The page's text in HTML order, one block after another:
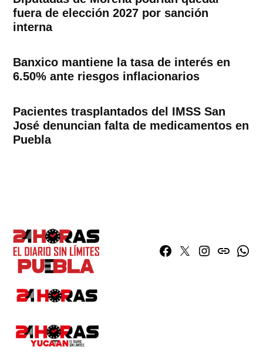
fuera de elección 2027 por sanción
interna
Banxico mantiene la tasa de interés en
6.50% ante riesgos inflacionarios
Pacientes trasplantados del IMSS San
José denuncian falta de medicamentos en
Puebla
Facebook
TwitterInstagram
issuu